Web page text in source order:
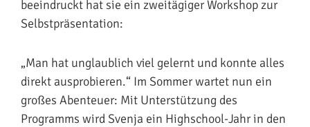
beeindruckt hat sie ein zweitägiger Workshop zur
Selbstpräsentation:
„Man hat unglaublich viel gelernt und konnte alles
direkt ausprobieren.“ Im Sommer wartet nun ein
großes Abenteuer: Mit Unterstützung des
Programms wird Svenja ein Highschool-Jahr in den